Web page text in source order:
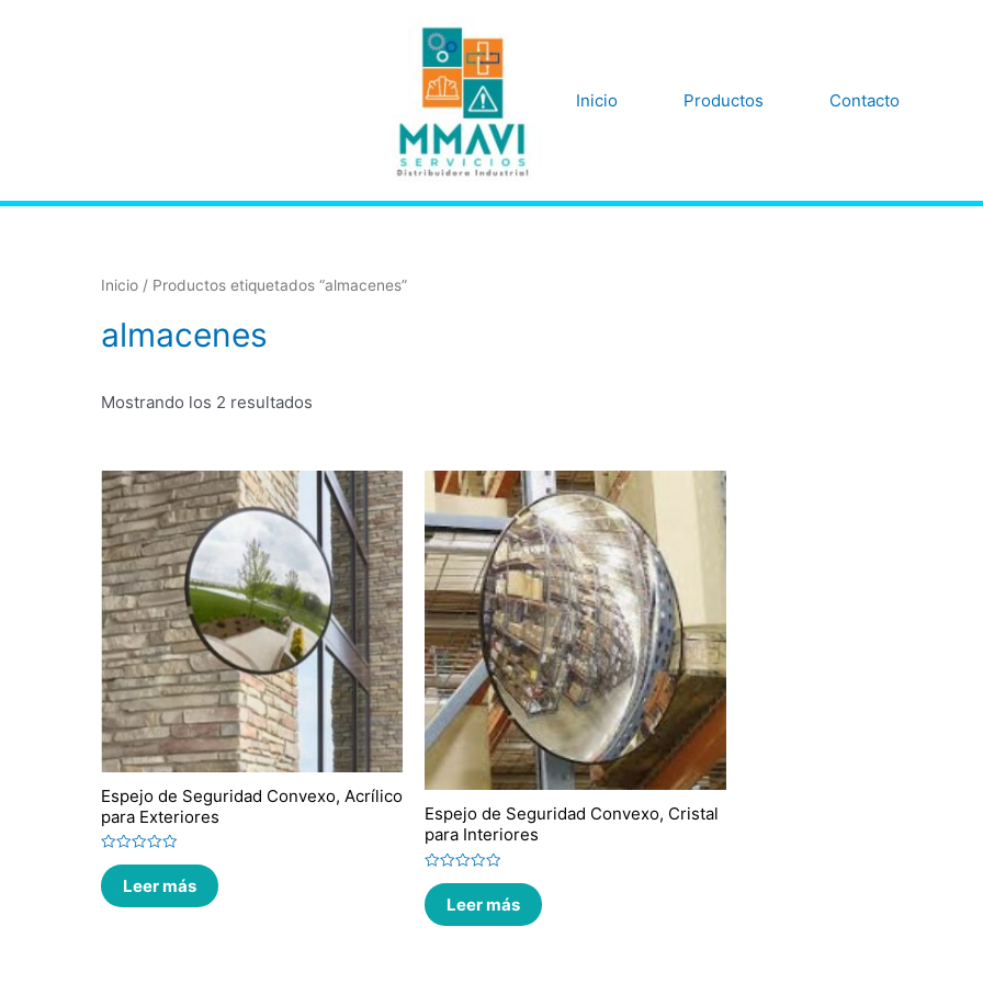
Inicio Productos Contacto
Inicio / Productos etiquetados “almacenes”
almacenes
Mostrando los 2 resultados
Espejo de Seguridad Convexo, Acrílico
para Exteriores
Valorado
en
0
de
Leer más
Espejo de Seguridad Convexo, Cristal
para Interiores
Valorado
en
0
de
Leer más